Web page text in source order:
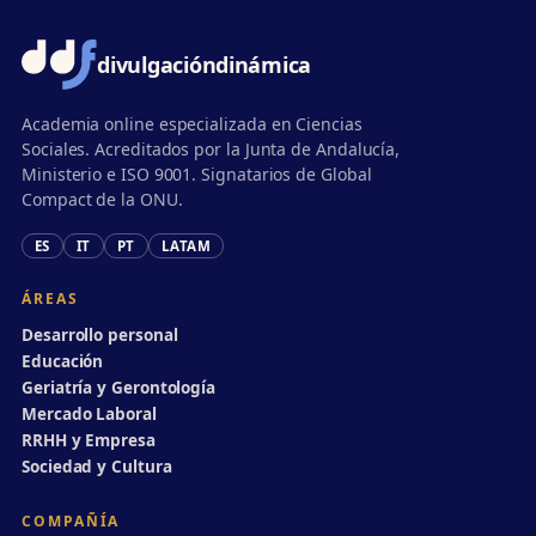
divulgacióndinámica
Academia online especializada en Ciencias
Sociales. Acreditados por la Junta de Andalucía,
Ministerio e ISO 9001. Signatarios de Global
Compact de la ONU.
ES IT PT LATAM
ÁREAS
Desarrollo personal
Educación
Geriatría y Gerontología
Mercado Laboral
RRHH y Empresa
Sociedad y Cultura
COMPAÑÍA